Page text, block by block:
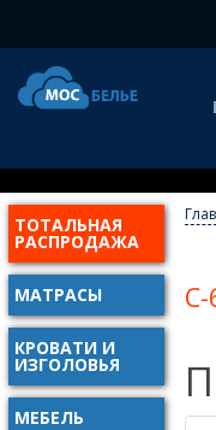
ТОТАЛЬНАЯ
РАСПРОДАЖА
МАТРАСЫ
КРОВАТИ И
ИЗГОЛОВЬЯ
МЕБЕЛЬ
С-